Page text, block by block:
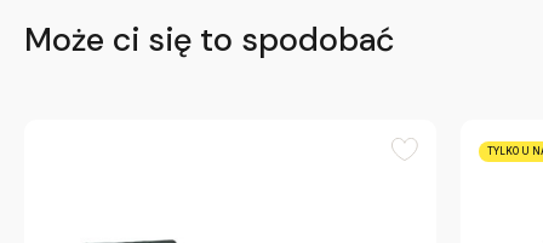
Może ci się to spodobać
TYLKO U